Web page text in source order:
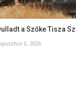
a Szőke Tisza
5, 2026